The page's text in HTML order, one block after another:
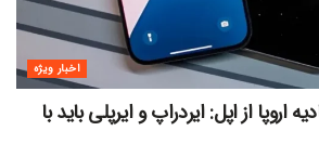
اخبار ویژه
از اپل: ایردراپ و ایرپلی باید با